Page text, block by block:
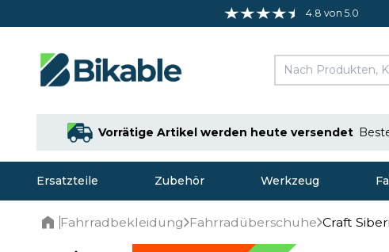
4.8 von 5.0
Vorrätige Artikel werden heute versendet
Ersatzteile Zubehör Werkzeug
Fahrradbekleidung Fahrradüberschuhe Craft